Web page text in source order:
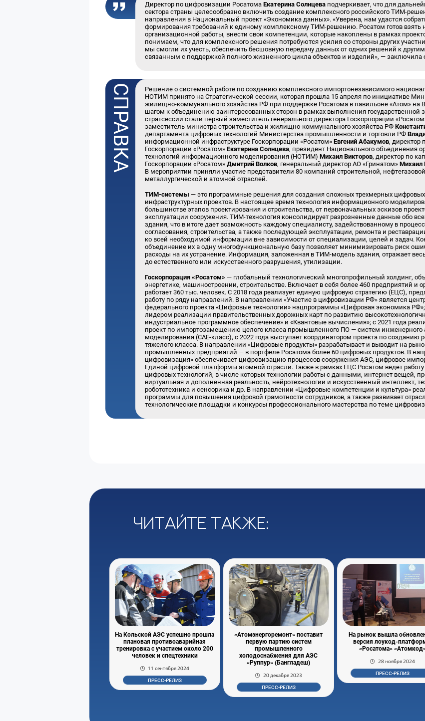
Директор по цифровизации РосатомаЕкатерина Солнцева подчеркивает, что для
сектора страны целесообразно включить создание комплексного российского ТИМ-
направления в Национальный проект «Экономика данных». «Уверена, нам удастся
формирования требований к единому комплексному ТИМ-решению. Росатом готов
организационной работы, внести свои компетенции, которые накоплены в рамках
понимаем, что для комплексного решения потребуются усилия со стороны других
мы смогли их учесть, обеспечить бесшовную передачу данных от одних решений к
связанным с поддержкой полного жизненного цикла объектов и изделий», — заключила
Решение о системной работе по созданию комплексного импортонезависимого
НОТИМ принято на Стратегической сессии, которая прошла 15 апреля по инициативе
жилищно-коммунального хозяйства РФ при поддержке Росатома в павильоне «Атом» на
шагом к объединению заинтересованных сторон в рамках выполнения государственной
стратсессии стали первый заместитель генерального директора Госкорпорации
заместитель министра строительства и жилищно-коммунального хозяйства РФ
департамента цифровых технологий Министерства промышленности и торговли РФ
информационной инфраструктуре Госкорпорации «Росатом»Евгений Абакумов, директор
Госкорпорации «Росатом»Екатерина Солнцева, президент Национального объединения
технологий информационного моделирования (НОТИМ)Михаил Викторов, директор по
Госкорпорации «Росатом»Дмитрий Волков, генеральный директор АО «Гринатом»Михаил
В мероприятии приняли участие представители 80 компаний строительной,
металлургической и атомной отраслей.
ТИМ-системы — это программные решения для создания сложных трехмерных
инфраструктурных проектов. В настоящее время технология информационного
большинстве этапов проектирования и строительства, от первоначальных эскизов
эксплуатации сооружения. ТИМ-технология консолидирует разрозненные данные обо
здания, что в итоге дает возможность каждому специалисту, задействованному в
согласования, строительства, а также последующей эксплуатации, ремонта и
ко всей необходимой информации вне зависимости от специализации, целей и задач.
объединение их в одну многофункциональную базу позволяет минимизировать риск
расходы на их устранение. Информация, заложенная в ТИМ-модель здания, отражает
до естественного или искусственного разрушения, утилизации.
Госкорпорация «Росатом» — глобальный технологический многопрофильный холдинг,
энергетике, машиностроении, строительстве. Включает в себя более 460 предприятий и
работает 360 тыс. человек. С 2018 года реализует единую цифровую стратегию (ЕЦС),
работу по ряду направлений. В направлении «Участие в цифровизации РФ» является
федерального проекта «Цифровые технологии» нацпрограммы «Цифровая экономика
лидером реализации правительственных дорожных карт по развитию
индустриальное программное обеспечение» и «Квантовые вычисления»; с 2021 года
проект по импортозамещению целого класса промышленного ПО — систем инженерного
моделирования (САЕ-класс), с 2022 года выступает координатором проекта по созданию
тяжелого класса. В направлении «Цифровые продукты» разрабатывает и выводит на
промышленных предприятий — в портфеле Росатома более 60 цифровых продуктов. В
цифровизация» обеспечивает цифровизацию процессов сооружения АЭС, цифровое
Единой цифровой платформы атомной отрасли. Также в рамках ЕЦС Росатом ведет
цифровых технологий, в числе которых технологии работы с данными, интернет вещей,
виртуальная и дополненная реальность, нейротехнологии и искусственный интеллект,
робототехника и сенсорика и др. В направлении «Цифровые компетенции и культура»
программы для повышения цифровой грамотности сотрудников, а также развивает
технологические площадки и конкурсы профессионального мастерства по теме
Читайте также:
На Кольской АЭС успешно прошла
плановая противоаварийная
тренировка с участием около 200
человек и спецтехники
11 сентября 2024
ПРЕСС-РЕЛИЗ
«Атомэнергоремонт» поставит
первую партию систем
промышленного
холодоснабжения для АЭС
«Руппур» (Бангладеш)
20 декабря 2023
ПРЕСС-РЕЛИЗ
На рынок вышла
версия лоукод-
«Росатома»
28 ноября 2024
ПРЕСС-РЕЛИЗ